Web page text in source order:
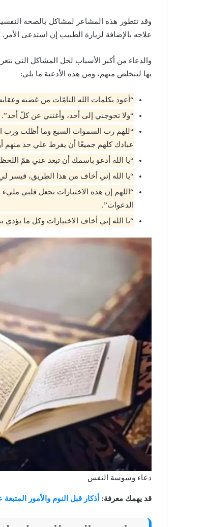
وقد تتطور هذه المشاعر لمشاكل بالصحة
علاجه بالإضافة لزيارة الطبيب إن استدعى الأمر.
والدعاء من أكبر الأسباب لحل المشاكل التي
بها ليتخلص منهم، ومن هذه الأدعية ما يلي:
“أعوذ بكلمات الله التامّات من غضبه
“ولا تحوجني إلى أحد، وأغنني عن كلّ أحد”.
“للهم رب السموات السبع وما أظلت ورب
عبادك كلهم جميعًا أن يفرط علي حد منهم
“يا الله أدعو باسمك أن تبعد عني همّ
“يا الله إني أخاف من هذا الطريق، فيسر
“اللهم إن هذه الاختبارات تجعل قلبي
الدعوات”.
“يا الله إني أخاف الاختيارات وكل ما
دعاء وسوسة النفس
قد يهمك معرفة: أذكار قبل النوم والأمور المتبعة